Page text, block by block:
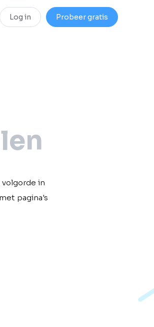
Log in Probeer gratis
volgorde in
pagina's